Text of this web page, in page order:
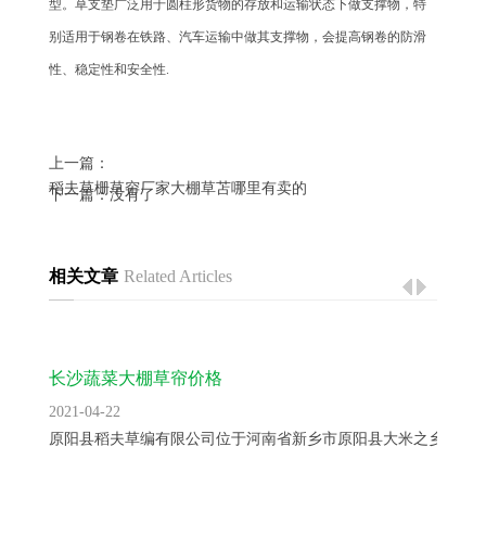
型。草支垫广泛用于圆柱形货物的存放和运输状态下做支撑物，特
别适用于钢卷在铁路、汽车运输中做其支撑物，会提高钢卷的防滑
性、稳定性和安全性.
上一篇：
稻夫草栅草帘厂家大棚草苫哪里有卖的
下一篇：没有了
相关文章 Related Articles
长沙蔬菜大棚草帘价格
2021-04-22
原阳县稻夫草编有限公司位于河南省新乡市原阳县大米之乡，主...